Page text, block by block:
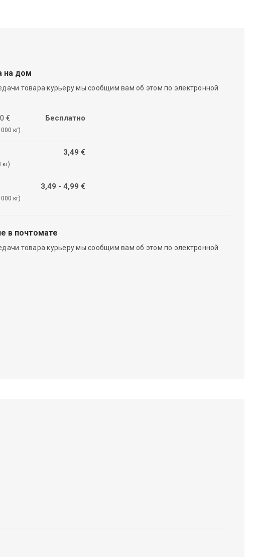
на дом
товара курьеру мы сообщим вам об этом по электронной
€
кг)
Бесплатно
3,49 €
кг)
3,49 - 4,99 €
в почтомате
товара курьеру мы сообщим вам об этом по электронной